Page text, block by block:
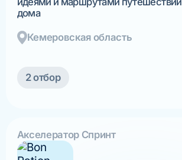
дома
Кемеровская область
2 отбор
Акселератор Спринт